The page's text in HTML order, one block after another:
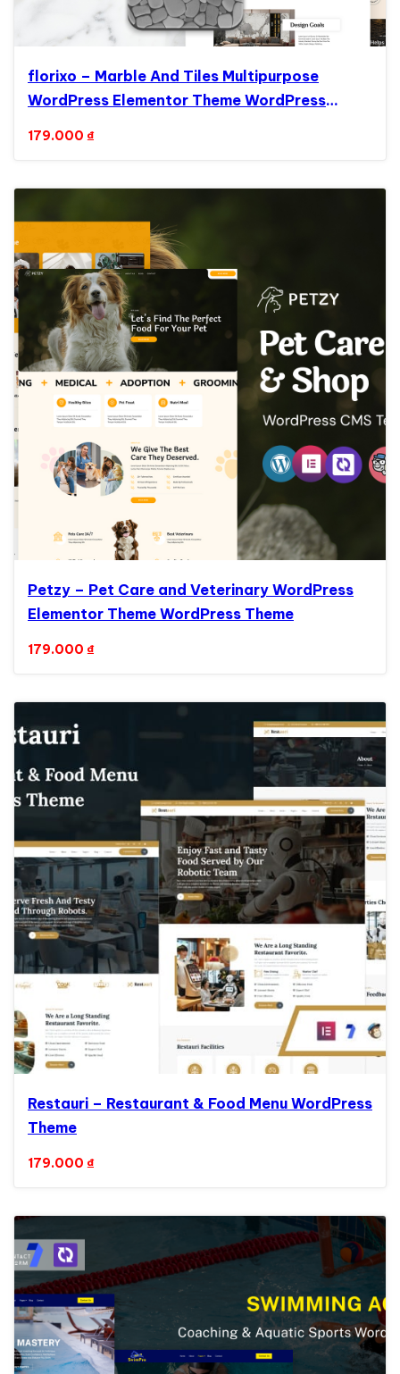
florixo – Marble And Tiles Multipurpose
WordPress Elementor Theme WordPress
179.000 ₫
Petzy – Pet Care and Veterinary WordPress
Elementor Theme WordPress Theme
179.000 ₫
Restauri – Restaurant & Food Menu WordPress
Theme
179.000 ₫